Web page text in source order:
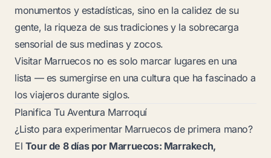
monumentos y estadísticas, sino en la calidez de su
gente, la riqueza de sus tradiciones y la sobrecarga
sensorial de sus medinas y zocos.
Visitar Marruecos no es solo marcar lugares en una
lista — es sumergirse en una cultura que ha fascinado a
los viajeros durante siglos.
Planifica Tu Aventura Marroquí
¿Listo para experimentar Marruecos de primera mano?
El Tour de 8 días por Marruecos: Marrakech,